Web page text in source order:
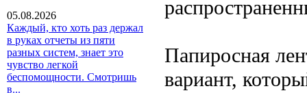
05.08.2026
Каждый, кто хоть раз держал
в руках отчеты из пяти
разных систем, знает это
чувство легкой
беспомощности. Смотришь
в...
Папиросная
вариант,